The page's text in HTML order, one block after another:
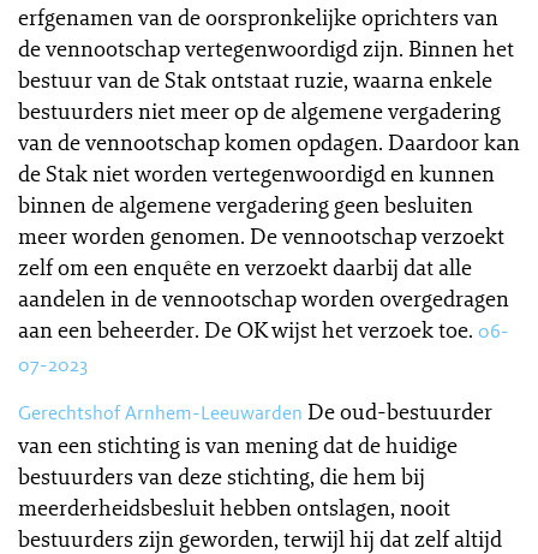
erfgenamen van de oorspronkelijke oprichters van
de vennootschap vertegenwoordigd zijn. Binnen het
bestuur van de Stak ontstaat ruzie, waarna enkele
bestuurders niet meer op de algemene vergadering
van de vennootschap komen opdagen. Daardoor kan
de Stak niet worden vertegenwoordigd en kunnen
binnen de algemene vergadering geen besluiten
meer worden genomen. De vennootschap verzoekt
zelf om een enquête en verzoekt daarbij dat alle
aandelen in de vennootschap worden overgedragen
aan een beheerder. De OK wijst het verzoek toe. 06-
07-2023
Gerechtshof Arnhem-Leeuwarden De oud-bestuurder
van een stichting is van mening dat de huidige
bestuurders van deze stichting, die hem bij
meerderheidsbesluit hebben ontslagen, nooit
bestuurders zijn geworden, terwijl hij dat zelf altijd